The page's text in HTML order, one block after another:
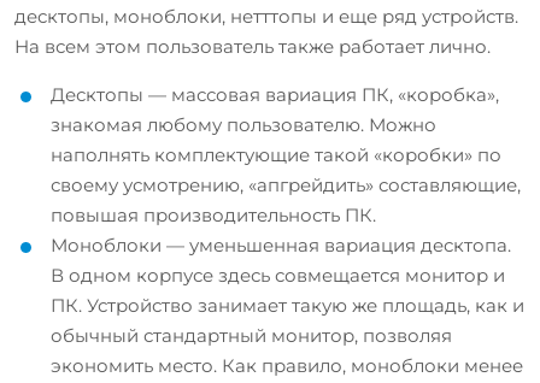
десктопы, моноблоки, нетттопы и еще ряд устройств.
На всем этом пользователь также работает лично.
Десктопы — массовая вариация ПК, «коробка»,
знакомая любому пользователю. Можно
наполнять комплектующие такой «коробки» по
своему усмотрению, «апгрейдить» составляющие,
повышая производительность ПК.
Моноблоки — уменьшенная вариация десктопа.
В одном корпусе здесь совмещается монитор и
ПК. Устройство занимает такую же площадь, как и
обычный стандартный монитор, позволяя
экономить место. Как правило, моноблоки менее